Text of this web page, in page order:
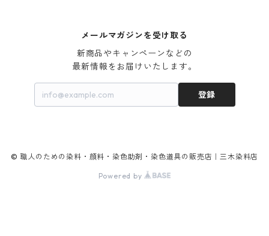
綿・麻を染める染料
絹・羊毛を染める染料
メールマガジンを受け取る
新商品やキャンペーンなどの
最新情報をお届けいたします。
登録
© 職人のための染料・顔料・染色助剤・染色道具の販売店｜三木染料店
Powered by